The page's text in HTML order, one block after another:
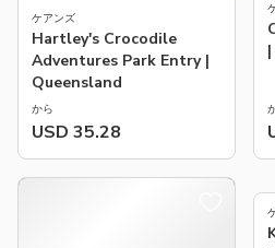
ケアンズ
Hartley's Crocodile
Adventures Park Entry |
Queensland
から
USD 35.28